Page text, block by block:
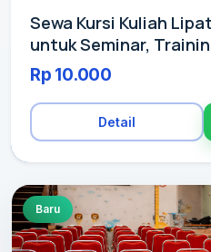
Sewa Kursi Kuliah
untuk Seminar,
Rp 10.000
Detail
Baru